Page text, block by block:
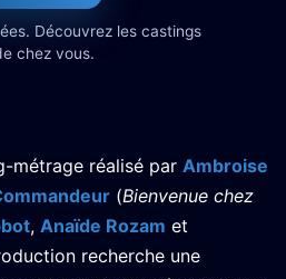
Découvrez les castings
chez vous.
métrage réalisé par Ambroise
(Bienvenue chez
, Anaïde Rozam et
recherche une